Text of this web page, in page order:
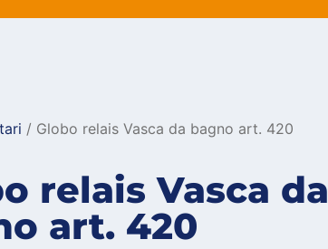
/ Globo relais Vasca da bagno art. 420
relais Vasca da
art. 420